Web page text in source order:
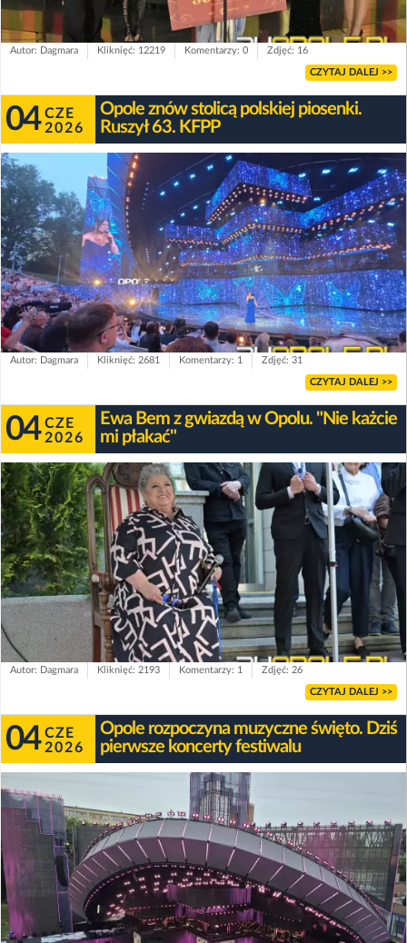
Autor: Dagmara Kliknięć: 12219 Komentarzy: 0 Zdjęć: 16
CZYTAJ DALEJ >>
04 CZE
2026
Opole znów stolicą polskiej piosenki.
Ruszył 63. KFPP
Autor: Dagmara Kliknięć: 2681 Komentarzy: 1 Zdjęć: 31
CZYTAJ DALEJ >>
04 CZE
2026
Ewa Bem z gwiazdą w Opolu. "Nie każcie
mi płakać"
Autor: Dagmara Kliknięć: 2193 Komentarzy: 1 Zdjęć: 26
CZYTAJ DALEJ >>
04 CZE
2026
Opole rozpoczyna muzyczne święto. Dziś
pierwsze koncerty festiwalu